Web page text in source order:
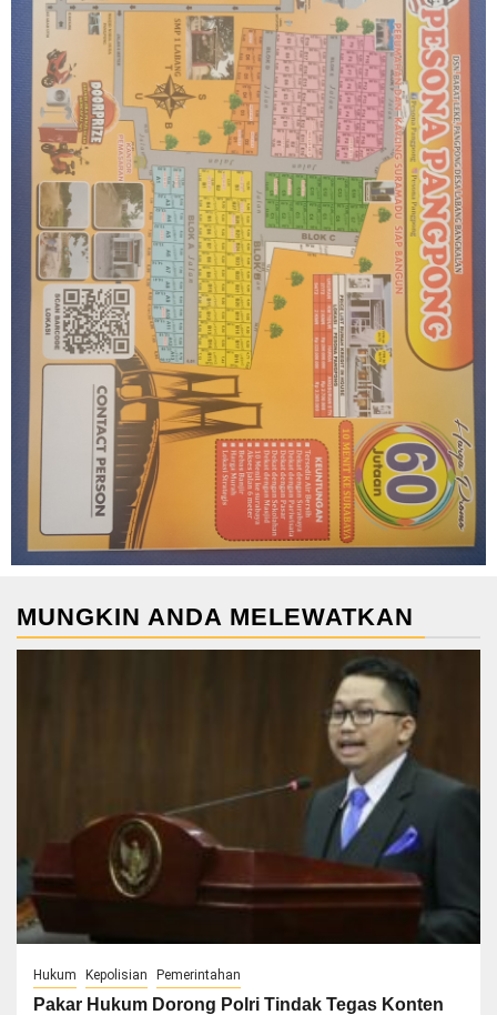
MUNGKIN ANDA MELEWATKAN
Hukum Kepolisian Pemerintahan
Pakar Hukum Dorong Polri Tindak Tegas Konten